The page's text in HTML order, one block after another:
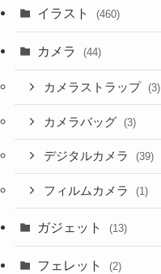
イラスト (460)
カメラ (44)
カメラストラップ (3)
カメラバッグ (3)
デジタルカメラ (39)
フィルムカメラ (1)
ガジェット (13)
フェレット (2)